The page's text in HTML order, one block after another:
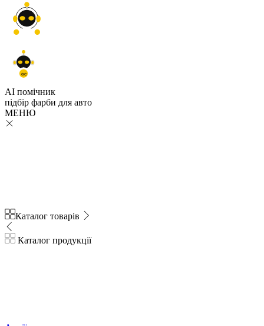
GC
AI помічник
підбір фарби для авто
МЕНЮ
Каталог товарів
Каталог продукції